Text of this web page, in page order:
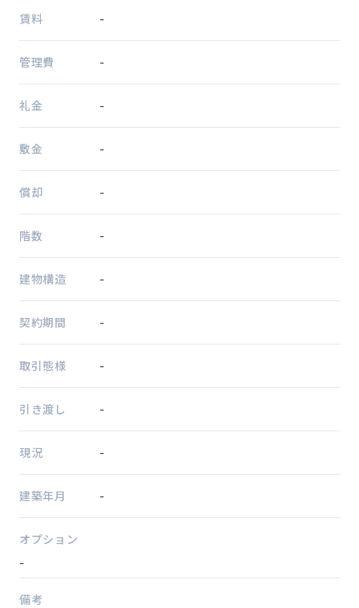
賃料 -
管理費 -
礼金 -
敷金 -
償却 -
階数 -
建物構造 -
契約期間 -
取引態様 -
引き渡し -
現況 -
建築年月 -
オプション
-
備考